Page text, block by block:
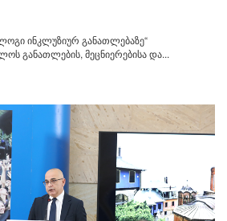
ინკლუზიურ განათლებაზე“
განათლების, მეცნიერებისა და...